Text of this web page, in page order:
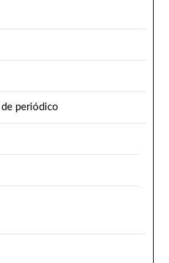
de periódico